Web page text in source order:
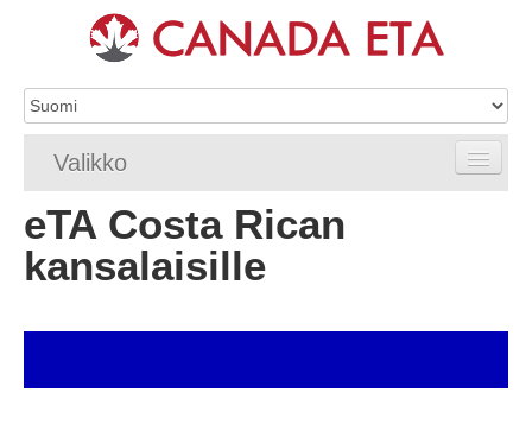
Valikko
Etusivu
eTA-hakemus
eTA Costa Rican
kansalaisille